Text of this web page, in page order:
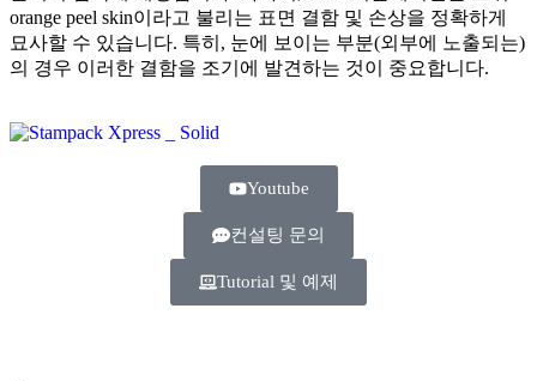
orange peel skin이라고 불리는 표면 결함 및 손상을 정확하게
묘사할 수 있습니다. 특히, 눈에 보이는 부분(외부에 노출되는)
의 경우 이러한 결함을 조기에 발견하는 것이 중요합니다.
Youtube
컨설팅 문의
Tutorial 및 예제